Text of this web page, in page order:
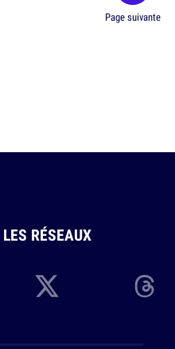
Page suivante
LES RÉSEAUX